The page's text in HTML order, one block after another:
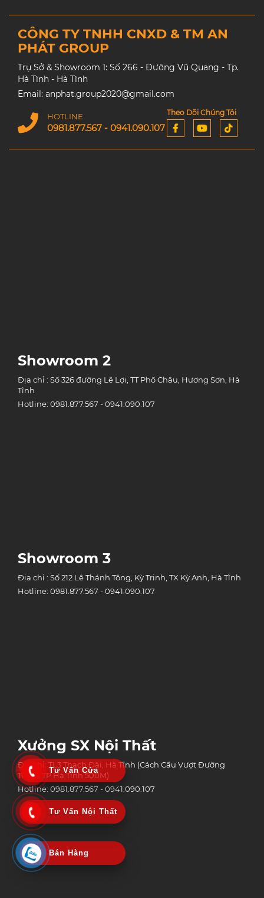
CÔNG TY TNHH CNXD & TM AN
PHÁT GROUP
Trụ Sở & Showroom 1: Số 266 - Đường Vũ Quang - Tp.
Hà Tĩnh - Hà Tĩnh
Email: anphat.group2020@gmail.com
HOTLINE
0981.877.567 - 0941.090.107
Theo Dõi Chúng Tôi
Showroom 2
Địa chỉ : Số 326 đường Lê Lợi, TT Phố Châu, Hương Sơn, Hà
Tĩnh
Hotline: 0981.877.567 - 0941.090.107
Showroom 3
Địa chỉ : Số 212 Lê Thánh Tông, Kỳ Trinh, TX Kỳ Anh, Hà Tĩnh
Hotline: 0981.877.567 - 0941.090.107
Xưởng SX Nội Thất
Địa chỉ: TL3 Thạch Đài, Hà Tĩnh (Cách Cầu Vượt Đường
Tránh TP Hà Tĩnh 500M)
Hotline: 0981.877.567 - 0941.090.107
Tư Vấn Cửa
Tư Vấn Nội Thất
Bán Hàng